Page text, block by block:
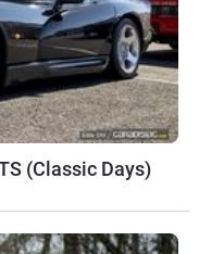
(Classic Days)